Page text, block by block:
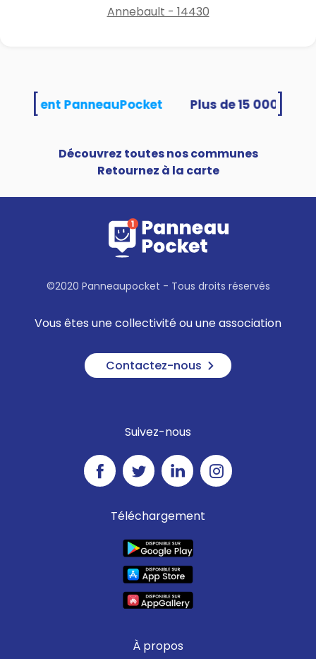
Annebault - 14430
PanneauPocket
Découvrez toutes nos communes
Retournez à la carte
©2020 Panneaupocket - Tous droits réservés
Vous êtes une collectivité ou une association
Contactez-nous
Suivez-nous
Téléchargement
À propos